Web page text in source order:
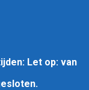
Let op: van